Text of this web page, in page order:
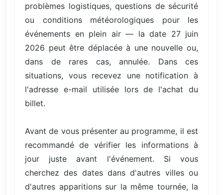
problèmes logistiques, questions de sécurité
ou conditions météorologiques pour les
événements en plein air — la date 27 juin
2026 peut être déplacée à une nouvelle ou,
dans de rares cas, annulée. Dans ces
situations, vous recevez une notification à
l'adresse e-mail utilisée lors de l'achat du
billet.
Avant de vous présenter au programme, il est
recommandé de vérifier les informations à
jour juste avant l'événement. Si vous
cherchez des dates dans d'autres villes ou
d'autres apparitions sur la même tournée, la